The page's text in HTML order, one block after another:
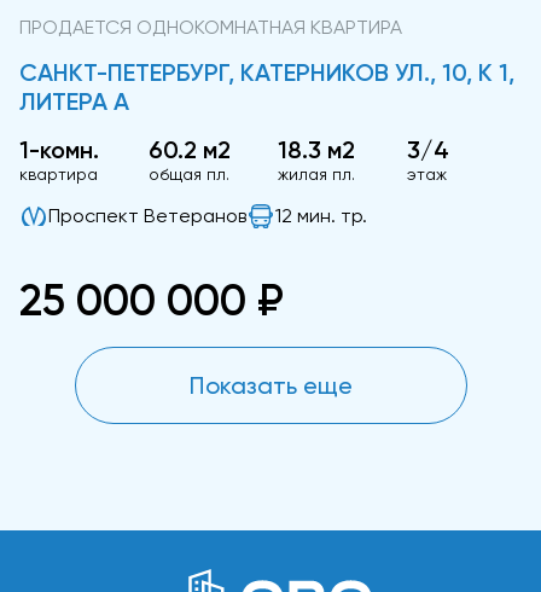
ПРОДАЕТСЯ ОДНОКОМНАТНАЯ КВАРТИРА
САНКТ-ПЕТЕРБУРГ, КАТЕРНИКОВ УЛ., 10, К 1,
ЛИТЕРА А
1-комн.
квартира
60.2 м2
общая пл.
18.3 м2
жилая пл.
3/4
этаж
Проспект Ветеранов 12 мин. тр.
25 000 000 ₽
Показать еще